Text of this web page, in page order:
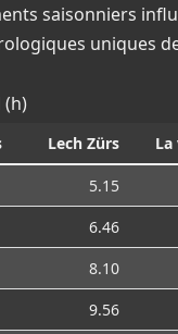
saisonniers
uniques
(h)
Lech Zürs
5.15
6.46
8.10
9.56